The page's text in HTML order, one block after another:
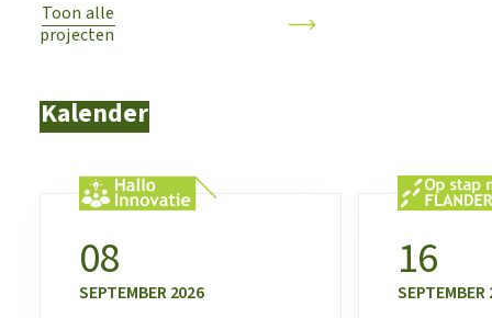
Toon alle
projecten
Kalender
08
SEPTEMBER2026
16
SEPTEMBER